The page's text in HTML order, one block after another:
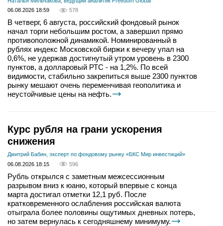
06.08.2026 18:59
578
В четверг, 6 августа, российский фондовый рынок
начал торги небольшим ростом, а завершил прямо
противоположной динамикой. Номинированный в
рублях индекс Московской биржи к вечеру упал на
0,6%, не удержав достигнутый утром уровень в 2300
пунктов, а долларовый РТС - на 1,2%. По всей
видимости, стабильно закрепиться выше 2300 пунктов
рынку мешают очень переменчивая геополитика и
неустойчивые цены на нефть.
Курс рубля на грани ускорения
снижения
Дмитрий Бабин, эксперт по фондовому рынку «БКС Мир инвестиций»
06.08.2026 18:15
596
Рубль открылся с заметным межсессионным
разрывом вниз к юаню, который впервые с конца
марта достигал отметки 12,1 руб. После
кратковременного ослабления российская валюта
отыграла более половины ощутимых дневных потерь,
но затем вернулась к сегодняшнему минимуму.